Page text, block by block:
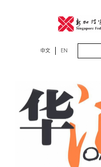
中文 EN